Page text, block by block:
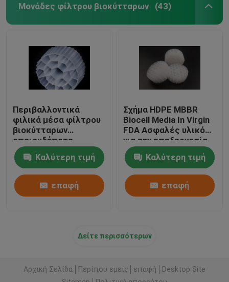
Μονάδες φίλτρου βιοκύτταρων (43)
Περιβαλλοντικά
φιλικά μέσα φίλτρου
βιοκύτταρων
οποιουδήποτε
χρώματος Virgin υλικό
HDPE βιοσφαίρες
Καλύτερη τιμή
επαφή
Σχήμα HDPE MBBR
Biocell Media In Virgin
FDA Ασφαλές υλικό
για την επεξεργασία
λυμάτων
Καλύτερη τιμή
επαφή
Δείτε περισσότερων
Αρχική Σελίδα Περίπου εμείς επαφή
Desktop Site